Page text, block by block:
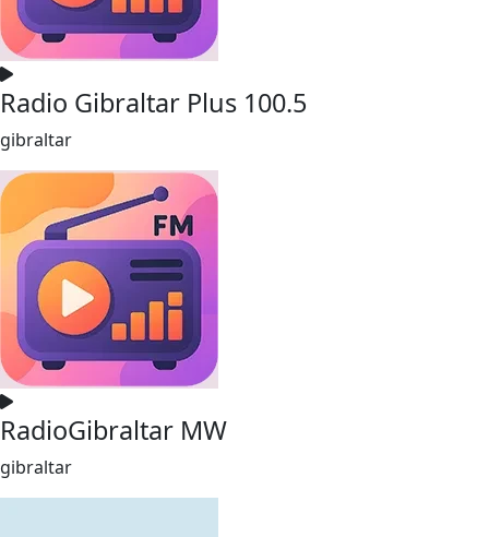
Radio Gibraltar Plus 100.5
gibraltar
RadioGibraltar MW
gibraltar